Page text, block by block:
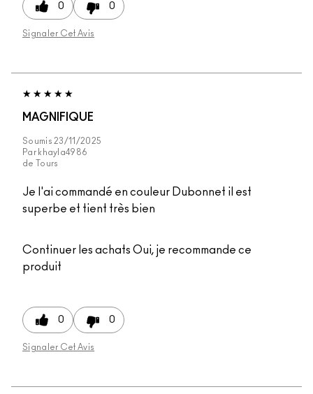
0 0
Signaler Cet Avis
MAGNIFIQUE
Soumis 23/11/2025
Par khayla4986
de
Tours
Je l'ai commandé en couleur Dubonnet il est
superbe et tient très bien
Continuer les achats Oui, je recommande ce
produit
0 0
Signaler Cet Avis